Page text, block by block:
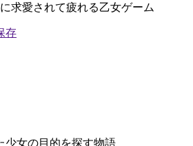
求愛されて疲れる乙女ゲーム
少女の目的を探す物語